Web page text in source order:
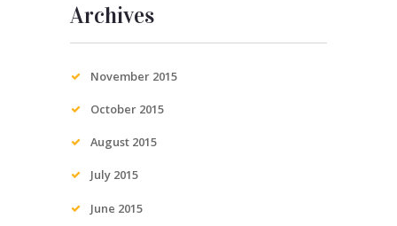
Archives
November 2015
October 2015
August 2015
July 2015
June 2015